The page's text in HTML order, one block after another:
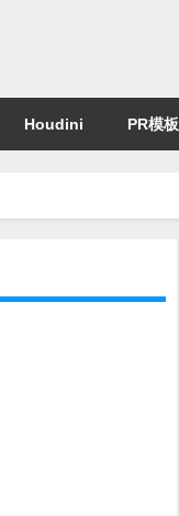
Houdini PR模板